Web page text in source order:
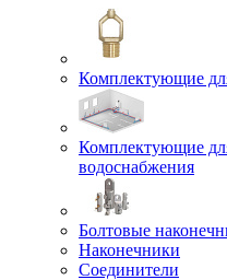
Комплектующие
Комплектующие
водоснабжения
Болтовые
Наконечники
Соединители